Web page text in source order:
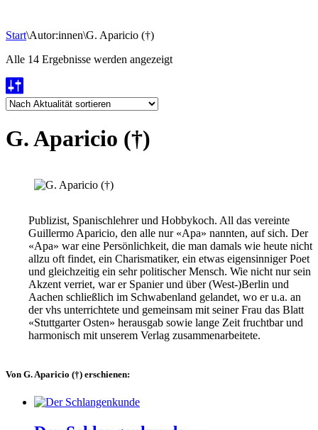
Start\Autor:innen\G. Aparicio (†)
Alle 14 Ergebnisse werden angezeigtNach
G. Aparicio (†)
Publizist, Spanischlehrer und Hobbykoch. All das vereinte
Guillermo Aparicio, den alle nur «Apa» nannten, auf sich. Der
«Apa» war eine Persönlichkeit, die man damals wie heute nicht
allzu oft findet, ein Charismatiker, ein etwas eigensinniger Poet
und gleichzeitig ein sehr politischer Mensch. Wie nicht nur sein
Akzent verriet, war er Spanier und über (West-)Berlin und
Aachen schließlich im Schwabenland gelandet, wo er u.a. an
der vhs unterrichtete und gemeinsam mit seiner Frau das Blatt
«Stuttgarter Osten» herausgab sowie lange Zeit fruchtbar und
harmonisch mit unserem Verlag zusammenarbeitete.
Von G. Aparicio (†) erschienen: